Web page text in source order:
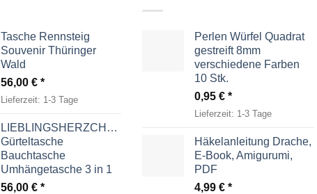
Tasche Rennsteig
Souvenir Thüringer
Wald
56,00 €
Lieferzeit: 1-3 Tage
LIEBLINGSHERZCHEN
Gürteltasche
Bauchtasche
Umhängetasche 3 in 1
56,00 €
Perlen Würfel Quadrat
gestreift 8mm
verschiedene Farben
10 Stk.
0,95 €
Lieferzeit: 1-3 Tage
Häkelanleitung Drache,
E-Book, Amigurumi,
PDF
4,99 €